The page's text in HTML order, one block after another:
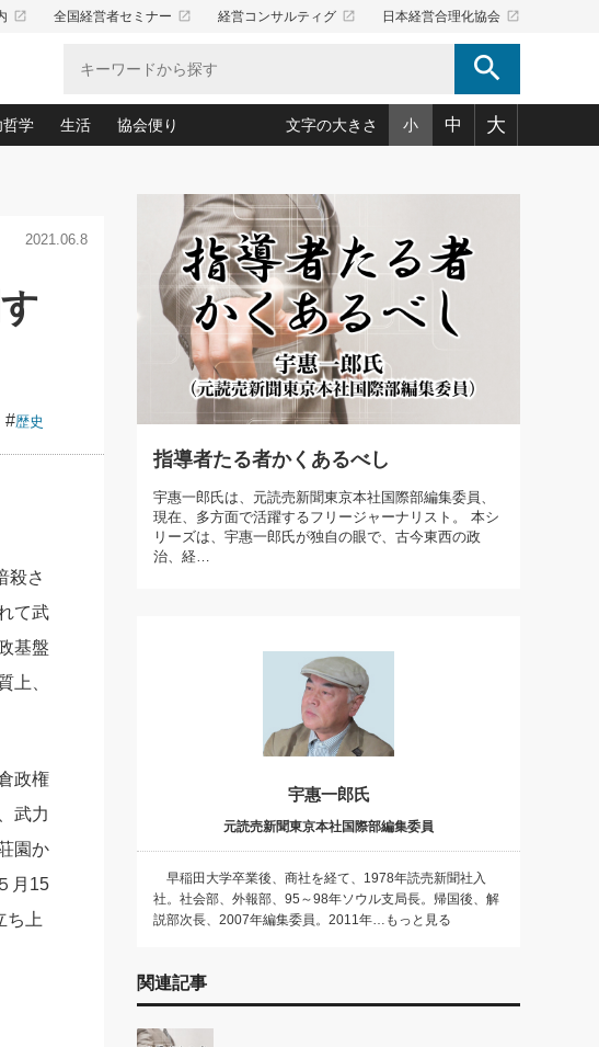
launch 全国経営者セミナー launch 経営コンサルティグ launch 日本経営合理化協会 launch
search
2026.08.5
第86回 「言葉狩り」
もっとみる
ントの予防策(10)
る「ウェルビーイング経営入
お店の仕組みづくり(210)
現場改善(174)
らお願いしたいと思われる 気配りの達人(127)
応 実践マニュアル(92)
の新知識と新常識(57)
に育てる！ 社員教育の決め手(203)
つながる！ワンランク上の手紙・メール術(100)
哲学
国哲学に学ぶ 不況は会社守成の好機(38)
和時代の「社長の人間力の磨き方」(86)
人の名句名言の教え 東洋思想に学ぶ経営学(132)
昇一の「日本の指導者たち」(32)
生活
おのころ心平の ──社長のための「か・ら・だマネジメント」
(50)
デジタルＡＶを味方に！新・仕事術(180)
リーダー脳の鍛え方(32)
ワインを楽しむ基礎レッスン(12)
必読！社長が読むべき今月の4冊(88)
眼と耳で楽しむ読書術(162)
社長の「氣」(30)
米国スポーツ・ビジネスに学ぶ心理学(98)
高橋一喜の『これぞ！"本物の温泉"』(157)
協会便り
「愛読者通信」著者インタビュー(44)
ビジネス見聞録 経営ニュース(100)
作間信司の経営無形庵(けいえいむぎょうあん)(166)
経営セミナー情報局(1)
繁栄への着眼点 牟田太陽(76)
講話を聞いて学ぼう 実学・耳学・磨く「ミミガク」のすすめ
文字の大きさ 小 中 大
2021.06.8
#歴史
殺さ
て武
基盤
上、
政権
武力
園か
月15
ち上
指導者たる者かくあるべし
宇惠一郎氏は、元読売新聞東京本社国際部編集委員、
現在、多方面で活躍するフリージャーナリスト。 本シ
リーズは、宇惠一郎氏が独自の眼で、古今東西の政
治、経…
宇惠一郎氏
元読売新聞東京本社国際部編集委員
早稲田大学卒業後、商社を経て、1978年読売新聞社入
社。社会部、外報部、95～98年ソウル支局長。帰国後、解
説部次長、2007年編集委員。2011年…もっと見る
関連記事